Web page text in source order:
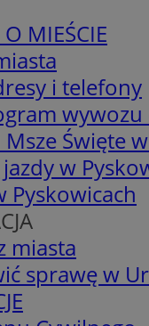
MIEŚCIE
i telefony
Msze Święte
jazdy w
Pyskowicach
miasta
sprawę w